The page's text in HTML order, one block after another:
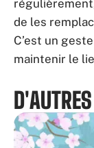
de les
C’est un
maintenir le